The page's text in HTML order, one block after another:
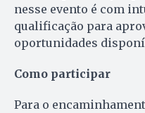
nesse evento é com
qualificação para
oportunidades
Como participar
Para o